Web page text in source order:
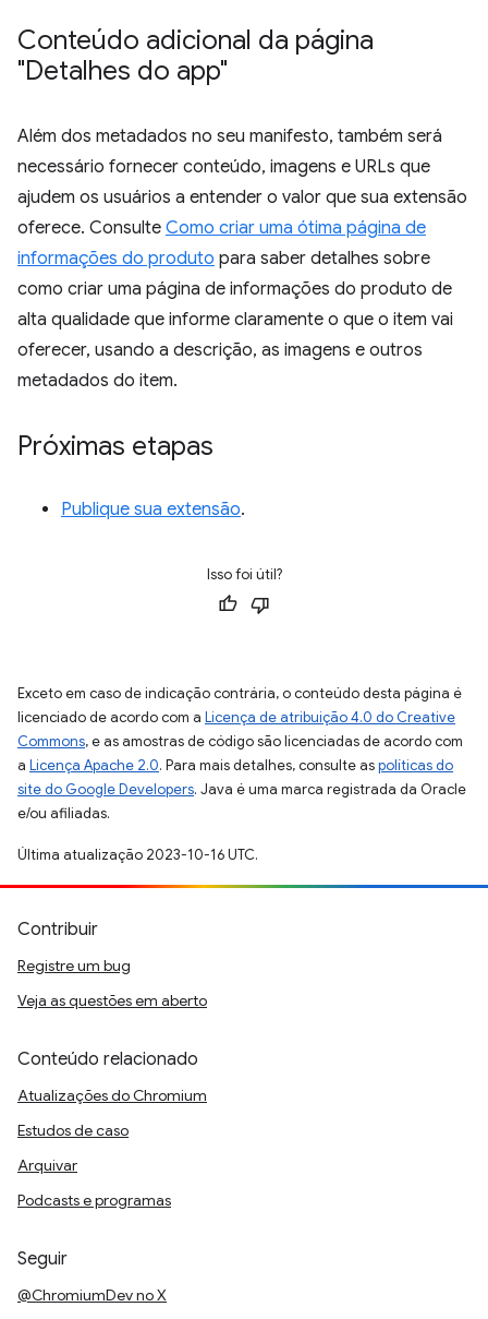
Conteúdo adicional da página
"Detalhes do app"
Além dos metadados no seu manifesto, também será
necessário fornecer conteúdo, imagens e URLs que
ajudem os usuários a entender o valor que sua extensão
oferece. Consulte Como criar uma ótima página de
informações do produto para saber detalhes sobre
como criar uma página de informações do produto de
alta qualidade que informe claramente o que o item vai
oferecer, usando a descrição, as imagens e outros
metadados do item.
Próximas etapas
Publique sua extensão.
Isso foi útil?
Exceto em caso de indicação contrária, o conteúdo desta página é
licenciado de acordo com a Licença de atribuição 4.0 do Creative
Commons, e as amostras de código são licenciadas de acordo com
a Licença Apache 2.0. Para mais detalhes, consulte aspolíticas do
site do Google Developers. Java é uma marca registrada da Oracle
e/ou afiliadas.
Última atualização 2023-10-16 UTC.
Contribuir
Registre um bug
Veja as questões em aberto
Conteúdo relacionado
Atualizações do Chromium
Estudos de caso
Arquivar
Podcasts e programas
Seguir
@ChromiumDev no X